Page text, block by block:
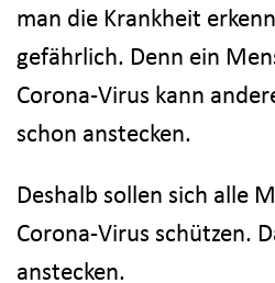
man die Krankheit
gefährlich. Denn ein
Corona-Virus kann
schon anstecken.
Deshalb sollen sich alle
Corona-Virus schützen.
anstecken.